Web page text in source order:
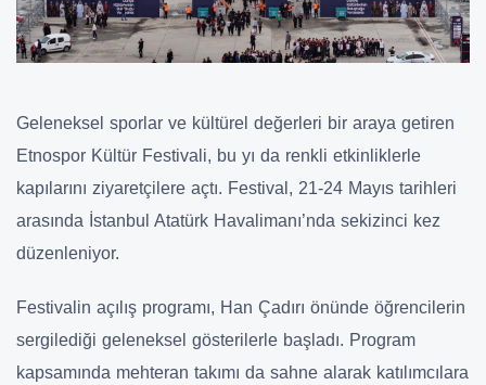
Geleneksel sporlar ve kültürel değerleri bir araya getiren
Etnospor Kültür Festivali, bu yı da renkli etkinliklerle
kapılarını ziyaretçilere açtı. Festival, 21-24 Mayıs tarihleri
arasında İstanbul Atatürk Havalimanı’nda sekizinci kez
düzenleniyor.
Festivalin açılış programı, Han Çadırı önünde öğrencilerin
sergilediği geleneksel gösterilerle başladı. Program
kapsamında mehteran takımı da sahne alarak katılımcılara